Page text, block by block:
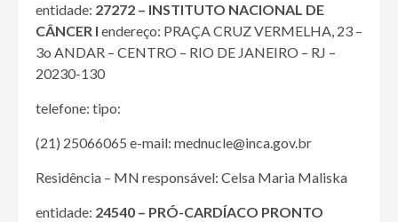
entidade: 27272 – INSTITUTO NACIONAL DE
CÂNCER I endereço: PRAÇA CRUZ VERMELHA, 23 –
3o ANDAR – CENTRO – RIO DE JANEIRO – RJ –
20230-130
telefone: tipo:
(21) 25066065 e-mail: mednucle@inca.gov.br
Residência – MN responsável: Celsa Maria Maliska
entidade: 24540 – PRÓ-CARDÍACO PRONTO